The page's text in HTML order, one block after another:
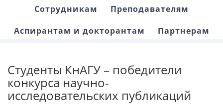
Сотрудникам
Преподавателям
Аспирантам и докторантам
Партнерам
Студенты КнАГУ – победители
конкурса научно-
исследовательских публикаций